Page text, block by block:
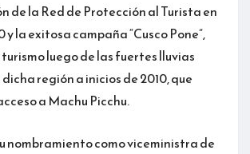
de la Red de Protección al Turista en
y la exitosa campaña “Cusco Pone”,
luego de las fuertes lluvias
región a inicios de 2010, que
a Machu Picchu.
nombramiento como viceministra de